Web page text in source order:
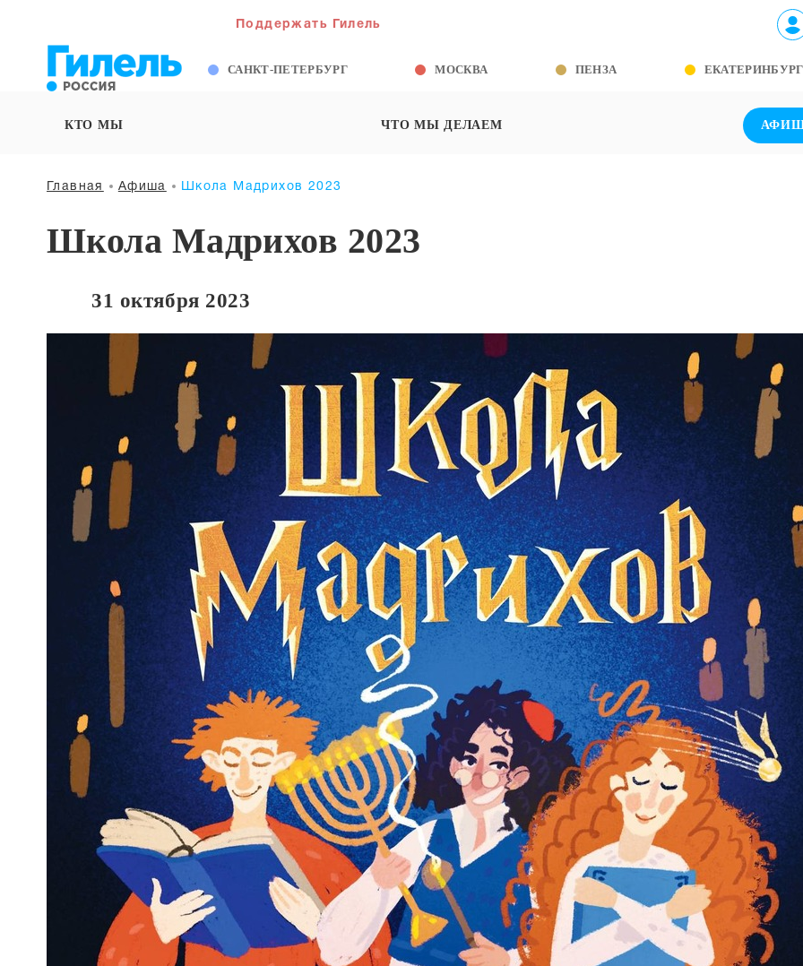
Поддержать Гилель
САНКТ-ПЕТЕРБУРГ МОСКВА ПЕНЗА ЕКАТЕРИНБУРГ
КТО МЫ ЧТО МЫ ДЕЛАЕМ
Главная Афиша Школа Мадрихов 2023
Школа Мадрихов 2023
31 октября 2023